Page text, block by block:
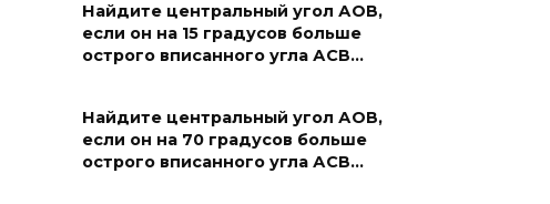
Найдите центральный угол АОВ,
если он на 15 градусов больше
острого вписанного угла АСВ…
Найдите центральный угол АОВ,
если он на 70 градусов больше
острого вписанного угла АСВ…